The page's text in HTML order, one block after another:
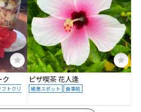
ク
フトクリ
ピザ喫茶 花人逢
絶景スポット 食事処